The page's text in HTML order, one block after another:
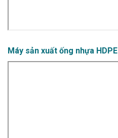
Máy sản xuất ống nhựa HDPE